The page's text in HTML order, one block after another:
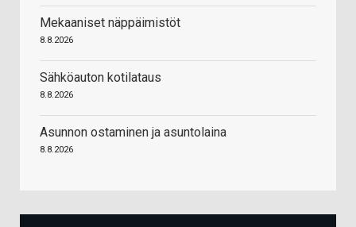
Mekaaniset näppäimistöt
8.8.2026
Sähköauton kotilataus
8.8.2026
Asunnon ostaminen ja asuntolaina
8.8.2026